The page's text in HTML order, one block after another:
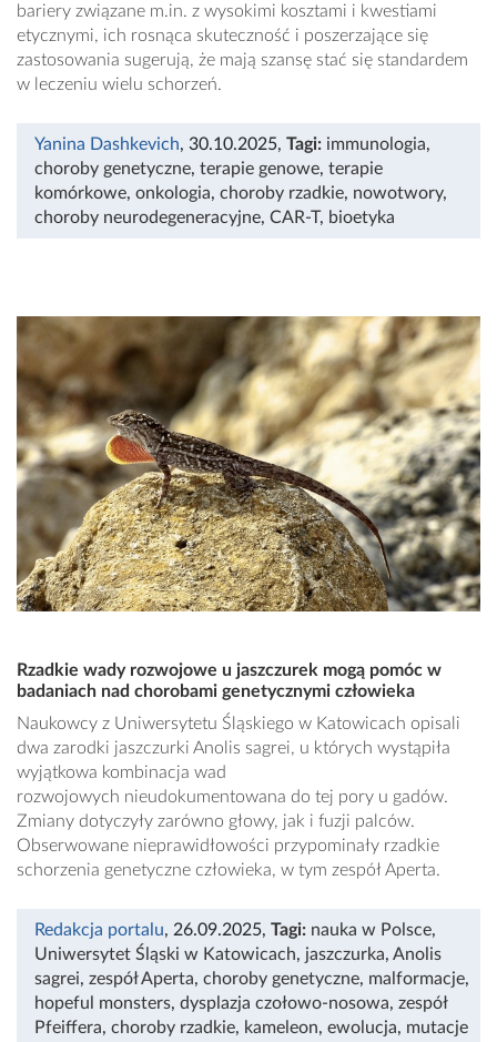
bariery związane m.in. z wysokimi kosztami i kwestiami
etycznymi, ich rosnąca skuteczność i poszerzające się
zastosowania sugerują, że mają szansę stać się standardem
w leczeniu wielu schorzeń.
Yanina Dashkevich, 30.10.2025, Tagi: immunologia,
choroby genetyczne, terapie genowe, terapie
komórkowe, onkologia, choroby rzadkie, nowotwory,
choroby neurodegeneracyjne, CAR-T, bioetyka
Rzadkie wady rozwojowe u jaszczurek mogą pomóc w
badaniach nad chorobami genetycznymi człowieka
Naukowcy z Uniwersytetu Śląskiego w Katowicach opisali
dwa zarodki jaszczurki Anolis sagrei, u których wystąpiła
wyjątkowa kombinacja wad
rozwojowych nieudokumentowana do tej pory u gadów.
Zmiany dotyczyły zarówno głowy, jak i fuzji palców.
Obserwowane nieprawidłowości przypominały rzadkie
schorzenia genetyczne człowieka, w tym zespół Aperta.
Redakcja portalu, 26.09.2025, Tagi: nauka w Polsce,
Uniwersytet Śląski w Katowicach, jaszczurka, Anolis
sagrei, zespół Aperta, choroby genetyczne, malformacje,
hopeful monsters, dysplazja czołowo-nosowa, zespół
Pfeiffera, choroby rzadkie, kameleon, ewolucja, mutacje